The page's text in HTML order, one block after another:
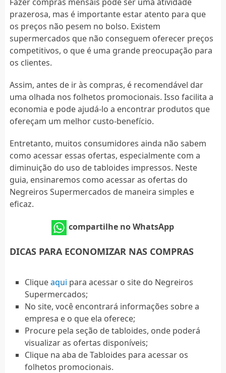
prazerosa, mas é importante estar atento para que
os preços não pesem no bolso. Existem
supermercados que não conseguem oferecer preços
competitivos, o que é uma grande preocupação para
os clientes.
Assim, antes de ir às compras, é recomendável dar
uma olhada nos folhetos promocionais. Isso facilita a
economia e pode ajudá-lo a encontrar produtos que
ofereçam um melhor custo-benefício.
Entretanto, muitos consumidores ainda não sabem
como acessar essas ofertas, especialmente com a
diminuição do uso de tabloides impressos. Neste
guia, ensinaremos como acessar as ofertas do
Negreiros Supermercados de maneira simples e
eficaz.
compartilhe no WhatsApp
DICAS PARA ECONOMIZAR NAS COMPRAS
Cliqueaqui para acessar o site do Negreiros
Supermercados;
No site, você encontrará informações sobre a
empresa e o que ela oferece;
Procure pela seção de tabloides, onde poderá
visualizar as ofertas disponíveis;
Clique na aba de Tabloides para acessar os
folhetos promocionais.